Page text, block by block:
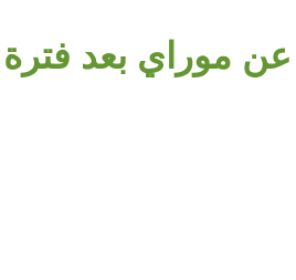
موراي بعد فترة